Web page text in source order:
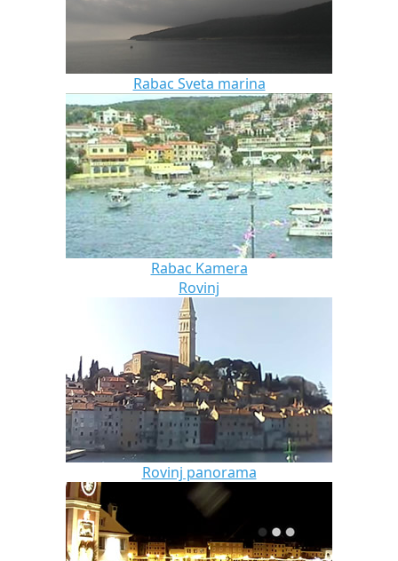
Rabac Sveta marina
Rabac Kamera
Rovinj
Rovinj panorama